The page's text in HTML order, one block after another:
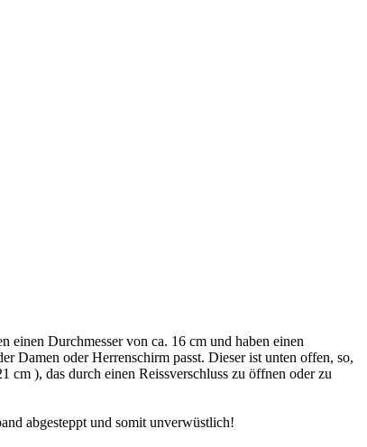
Durchmesser von ca. 16 cm und haben einen
Damen oder Herrenschirm passt. Dieser ist unten offen, so,
cm ), das durch einen Reissverschluss zu öffnen oder zu
abgesteppt und somit unverwüstlich!